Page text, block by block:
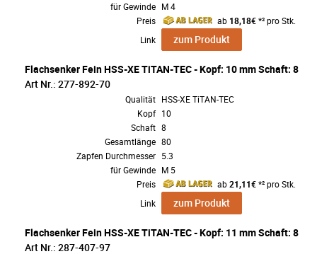
für Gewinde M 4
Preis
ab 18,18€*² pro Stk.
Link
zum Produkt
Flachsenker Fein HSS-XE TiTAN-TEC - Kopf: 10 mm Schaft: 8
Art Nr.: 277-892-70
Qualität HSS-XE TiTAN-TEC
Kopf 10
Schaft 8
Gesamtlänge 80
Zapfen Durchmesser 5.3
für Gewinde M 5
Preis
ab21,11€*² pro Stk.
Link
zum Produkt
Flachsenker Fein HSS-XE TiTAN-TEC - Kopf: 11 mm Schaft: 8
Art Nr.: 287-407-97